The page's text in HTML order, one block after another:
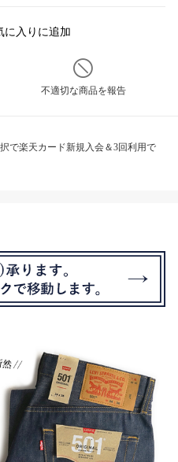
に入りに追加
不適切な商品を報告
で楽天カード新規入会＆3回利用で